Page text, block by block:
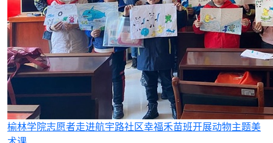
榆林学院志愿者走进航宇路社区幸福禾苗班开展动物主题美